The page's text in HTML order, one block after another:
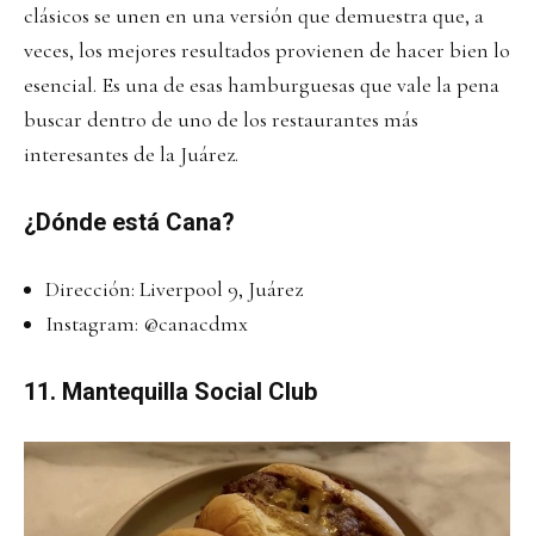
clásicos se unen en una versión que demuestra que, a
veces, los mejores resultados provienen de hacer bien lo
esencial. Es una de esas hamburguesas que vale la pena
buscar dentro de uno de los restaurantes más
interesantes de la Juárez.
¿Dónde está Cana?
Dirección: Liverpool 9, Juárez
Instagram: @canacdmx
11. Mantequilla Social Club